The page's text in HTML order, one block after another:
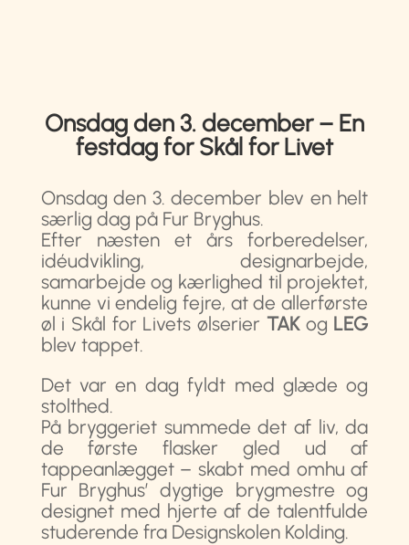
Onsdag den 3. december – En
festdag for Skål for Livet
Onsdag den 3. december blev en helt
særlig dag på Fur Bryghus.
Efter næsten et års forberedelser,
idéudvikling, designarbejde,
samarbejde og kærlighed til projektet,
kunne vi endelig fejre, at de allerførste
øl i Skål for Livets ølserier TAKog LEG
blev tappet.
Det var en dag fyldt med glæde og
stolthed.
På bryggeriet summede det af liv, da
de første flasker gled ud af
tappeanlægget – skabt med omhu af
Fur Bryghus’ dygtige brygmestre og
designet med hjerte af de talentfulde
studerende fra Designskolen Kolding.